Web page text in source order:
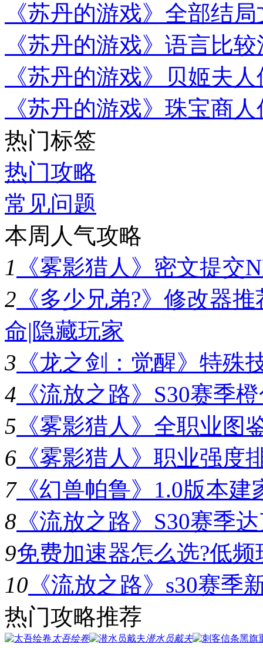
《苏丹的游戏》全部结
《苏丹的游戏》语言比
《苏丹的游戏》贝姬夫
《苏丹的游戏》珠宝商
热门标签
热门攻略
常见问题
本周人气攻略
1
《雾影猎人》密文提交
2 《多少兄弟?》修改器
命|隐藏玩家
3 《龙之剑：觉醒》特殊
4 《流放之路》S30赛季
5 《雾影猎人》全职业图
6 《雾影猎人》职业强度
7《幻兽帕鲁》1.0版本建
8 《流放之路》S30赛季
9免费加速器怎么选?低
10 《流放之路》s30赛季
热门攻略推荐
太吾绘卷 潜水员戴夫